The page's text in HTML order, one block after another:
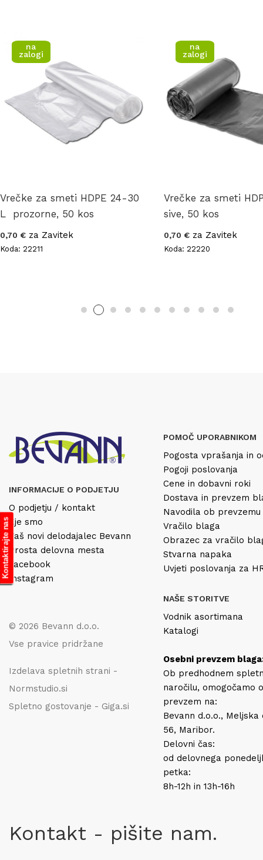
na
zalogi
Vrečke za smeti HDPE 24-30
L prozorne, 50 kos
0,70 € za Zavitek
Koda: 22211
na
zalogi
Vrečke za smeti
sive, 50 kos
0,70 € za Zavitek
Koda: 22220
INFORMACIJE O PODJETJU
O podjetju / kontakt
Kje smo
Vaš novi delodajalec Bevann
Prosta delovna mesta
Facebook
Instagram
© 2026 Bevann d.o.o.
Vse pravice pridržane
Izdelava spletnih strani -
Normstudio.si
Spletno gostovanje - Giga.si
POMOČ UPORABNIKOM
Pogosta vprašanja in
Pogoji poslovanja
Cene in dobavni roki
Dostava in prevzem
Navodila ob
Vračilo blaga
Obrazec za vračilo
Stvarna napaka
Uvjeti poslovanja za
NAŠE STORITVE
Vodnik asortimana
Katalogi
Osebni prevzem
Ob predhodnem
naročilu, omogočamo
prevzem na:
Bevann d.o.o., Meljska
56, Maribor.
Delovni čas:
od delovnega
petka:
8h-12h in 13h-16h
Kontakt - pišite nam.
Kontaktirajte nas